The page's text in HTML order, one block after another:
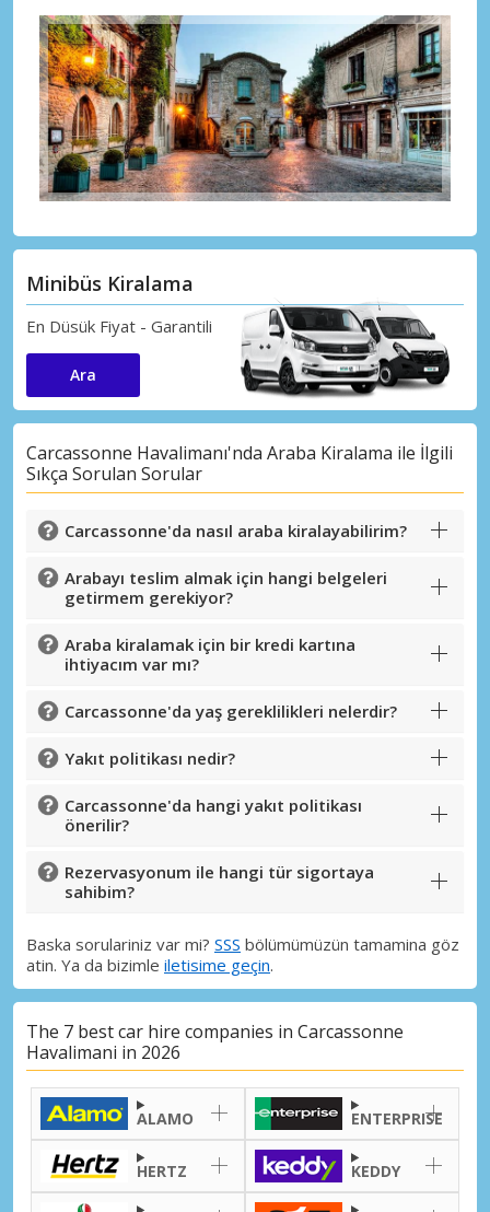
Minibüs Kiralama
En Düsük Fiyat - Garantili
Ara
Carcassonne Havalimanı'nda Araba Kiralama ile İlgili
Sıkça Sorulan Sorular
Carcassonne'da nasıl araba kiralayabilirim?
Arabayı teslim almak için hangi belgeleri
getirmem gerekiyor?
Araba kiralamak için bir kredi kartına
ihtiyacım var mı?
Carcassonne'da yaş gereklilikleri nelerdir?
Yakıt politikası nedir?
Carcassonne'da hangi yakıt politikası
önerilir?
Rezervasyonum ile hangi tür sigortaya
sahibim?
Baska sorulariniz var mi? SSS bölümümüzün tamamina göz
atin. Ya da bizimle iletisime geçin.
The 7 best car hire companies in Carcassonne
Havalimani in 2026
ALAMO ENTERPRISE
HERTZ KEDDY